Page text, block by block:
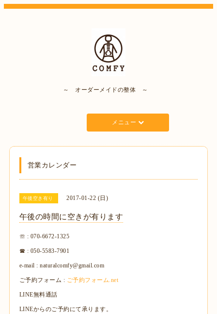
～ オーダーメイドの整体 ～
メニュー
営業カレンダー
午後空き有り 2017-01-22 (日)
午後の時間に空きが有ります
☏ : 070-6672-1325
☎ : 050-5583-7901
e-mail : naturalcomfy@gmail.com
ご予約フォーム : ご予約フォーム.net
LINE無料通話
LINEからのご予約にて承ります。